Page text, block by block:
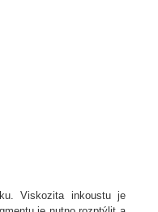
Viskozita inkoustu je